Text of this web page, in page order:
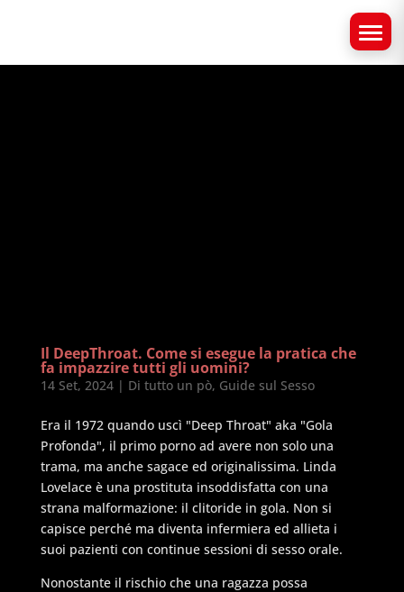
Il DeepThroat. Come si esegue la pratica che
fa impazzire tutti gli uomini?
14 Set, 2024| Di tutto un pò, Guide sul Sesso
Era il 1972 quando uscì "Deep Throat" aka "Gola
Profonda", il primo porno ad avere non solo una
trama, ma anche sagace ed originalissima. Linda
Lovelace è una prostituta insoddisfatta con una
strana malformazione: il clitoride in gola. Non si
capisce perché ma diventa infermiera ed allieta i
suoi pazienti con continue sessioni di sesso orale.
Nonostante il rischio che una ragazza possa